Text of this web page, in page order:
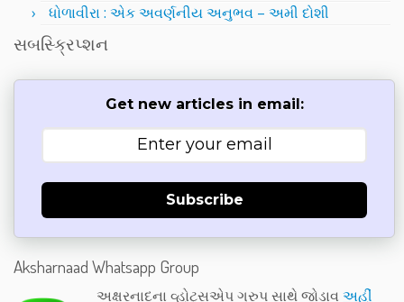
ધોળાવીરા : એક અવર્ણનીય અનુભવ – અમી દોશી
સબસ્ક્રિપ્શન
Get new articles in email:
Subscribe
Aksharnaad Whatsapp Group
અક્ષરનાદના વ્હોટ્સએપ ગ્રુપ સાથે જોડાવઅહીં